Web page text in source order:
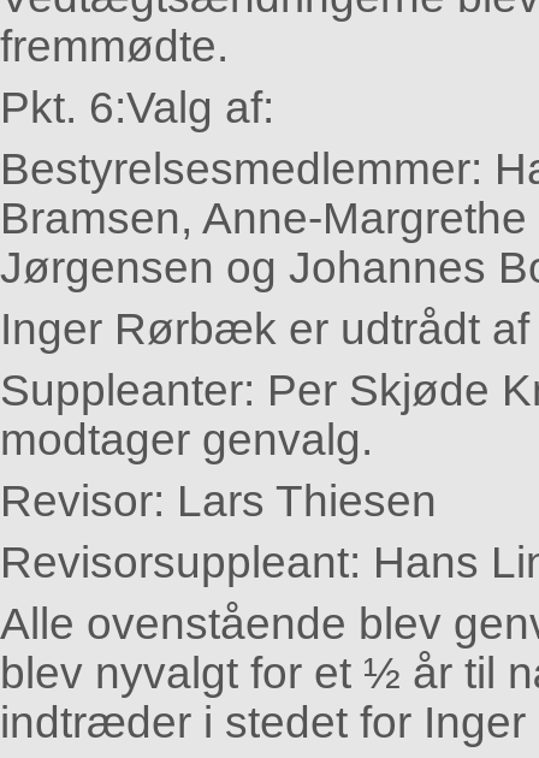
fremmødte.
Pkt. 6:Valg af:
Bestyrelsesmedlemmer:
Bramsen, Anne-
Jørgensen og Johannes
Inger Rørbæk er udtrådt
Suppleanter: Per Skjøde
modtager genvalg.
Revisor: Lars Thiesen
Revisorsuppleant: Hans
Alle ovenstående blev
blev nyvalgt for et ½ år til
indtræder i stedet for